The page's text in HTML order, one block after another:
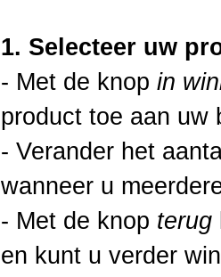
1. Selecteer uw
- Met de knop in
product toe aan uw
- Verander het
wanneer u
- Met de knop terug
en kunt u verder